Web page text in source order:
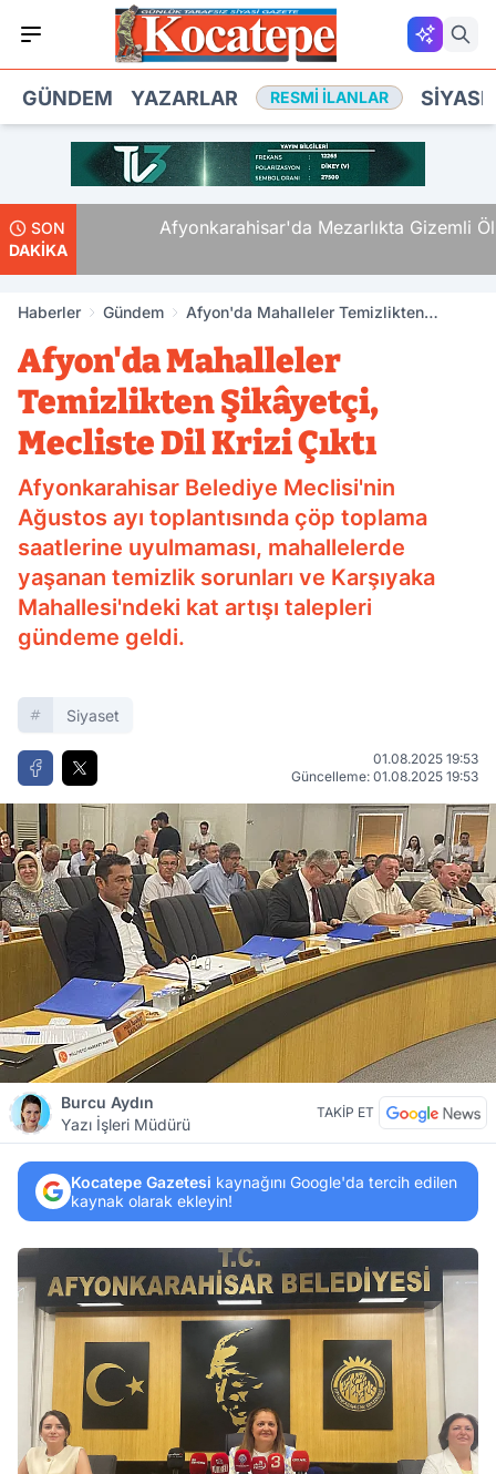
GÜNDEM YAZARLAR RESMI İLANLAR
SON
DAKİKA
Afyonkarahisar'da Mezarlıkta Gizemli Ölüm
Haberler Gündem
Afyon'da Mahalleler Temizlikten
Afyon'da Mahalleler
Temizlikten Şikâyetçi,
Mecliste Dil Krizi Çıktı
Afyonkarahisar Belediye Meclisi'nin
Ağustos ayı toplantısında çöp toplama
saatlerine uyulmaması, mahallelerde
yaşanan temizlik sorunları ve Karşıyaka
Mahallesi'ndeki kat artışı talepleri
gündeme geldi.
Siyaset
01.08.2025 19:53
Güncelleme: 01.08.2025 19:53
Burcu Aydın
Yazı İşleri Müdürü
TAKİP ET
Kocatepe Gazetesi kaynağını Google'da tercih edilen
kaynak olarak ekleyin!